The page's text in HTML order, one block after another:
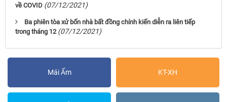
về COVID (07/12/2021)
Ba phiên tòa xử bốn nhà bất đồng chính kiến diễn ra liên tiếp
trong tháng 12 (07/12/2021)
Mái Ấm KT-XH